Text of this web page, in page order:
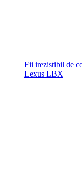
Fii irezistibil de
Lexus LBX